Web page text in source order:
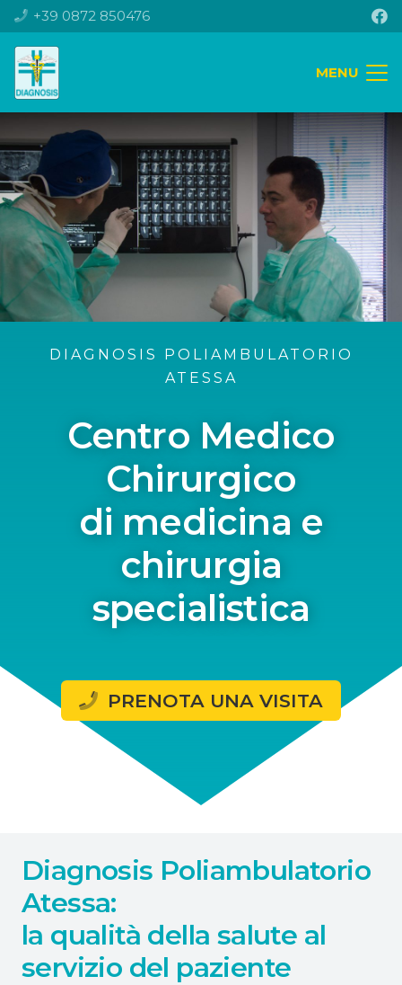
+39 0872 850476
MENU
DIAGNOSIS POLIAMBULATORIO
ATESSA
Centro Medico
Chirurgico
di medicina e
chirurgia
specialistica
PRENOTA UNA VISITA
Diagnosis Poliambulatorio
Atessa:
la qualità della salute al
servizio del paziente